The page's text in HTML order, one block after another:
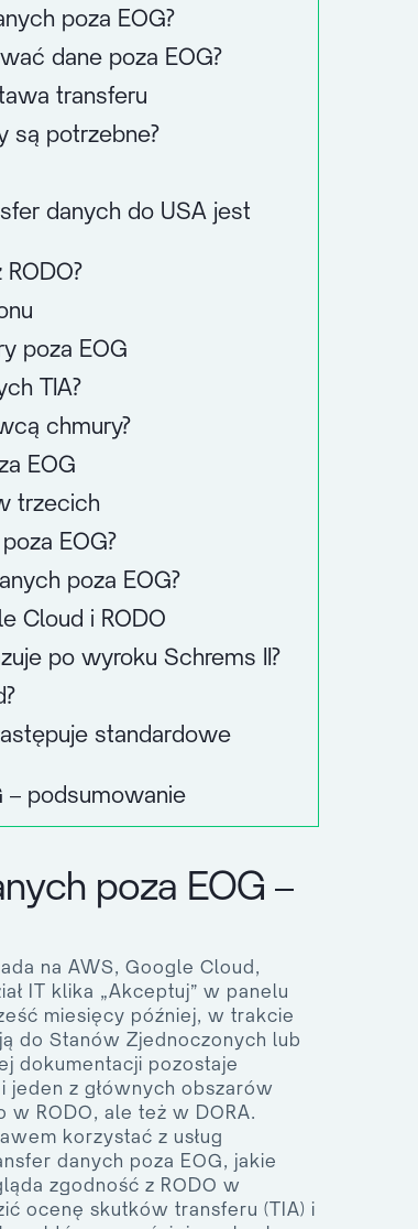
poza EOG?
dane poza EOG?
transferu
są potrzebne?
danych do USA jest
poza EOG
TIA?
chmury?
EOG
trzecich
EOG?
poza EOG?
Cloud i RODO
po wyroku Schrems II?
standardowe
– podsumowanie
poza EOG –
na AWS, Google Cloud,
IT klika „Akceptuj” w panelu
miesięcy później, w trakcie
do Stanów Zjednoczonych lub
dokumentacji pozostaje
jeden z głównych obszarów
RODO, ale też w DORA.
korzystać z usług
danych poza EOG, jakie
zgodność z RODO w
ocenę skutków transferu (TIA) i